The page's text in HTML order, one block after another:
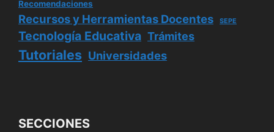
Recomendaciones
Recursos y Herramientas Docentes SEPE
Tecnología Educativa Trámites
Tutoriales Universidades
SECCIONES